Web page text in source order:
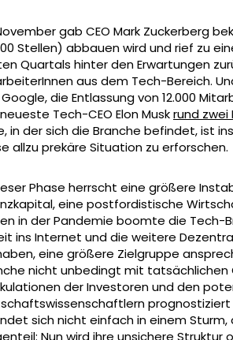
gab CEO Mark Zuckerberg
Stellen) abbauen wird und rief zu
Quartals hinter den Erwartungen
aus dem Tech-Bereich.
die Entlassung von 12.000
Tech-CEO Elon Muskrund
in der sich die Branche befindet, ist
allzu prekäre Situation zu erforschen.
Phase herrscht eine größere
eine postfordistische
in der Pandemie boomte die Tech-
ins Internet und die weitere
eine größere Zielgruppe
nicht unbedingt mit tatsächlichen
der Investoren und den
prognostiziert
sich nicht einfach in einem
Nun wird ihre unsichere Struktur